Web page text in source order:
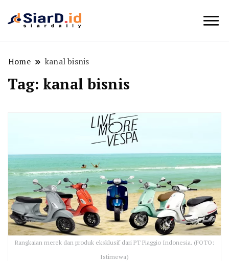
Home kanal bisnis
Tag: kanal bisnis
Rangkaian merek dan produk eksklusif dari PT Piaggio Indonesia. (FOTO:
Istimewa)